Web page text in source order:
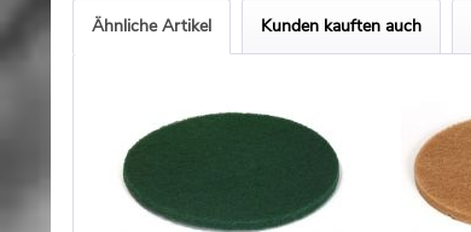
Ähnliche Artikel Kunden kauften auch